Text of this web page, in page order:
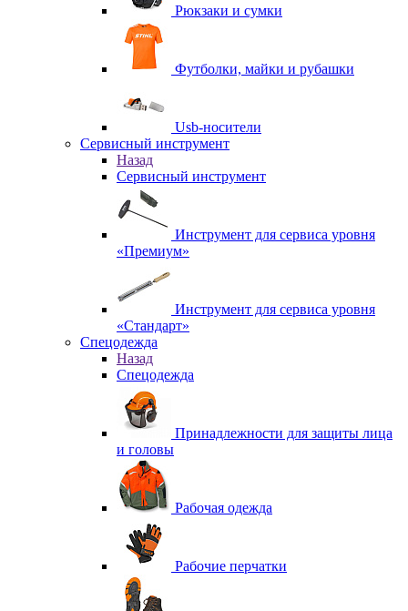
Рюкзаки и сумки
Футболки, майки и рубашки
Usb-носители
Сервисный инструмент
Назад
Сервисный инструмент
Инструмент для сервиса уровня
«Премиум»
Инструмент для сервиса уровня
«Стандарт»
Спецодежда
Назад
Спецодежда
Принадлежности для защиты лица
и головы
Рабочая одежда
Рабочие перчатки